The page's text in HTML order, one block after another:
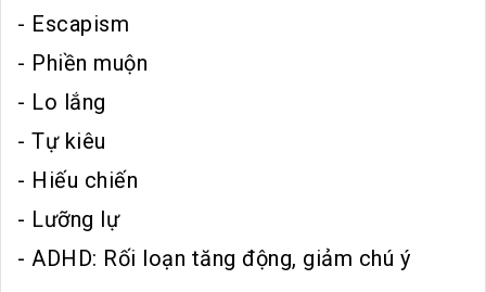
- Escapism
- Phiền muộn
- Lo lắng
- Tự kiêu
- Hiếu chiến
- Lưỡng lự
- ADHD: Rối loạn tăng động, giảm chú ý